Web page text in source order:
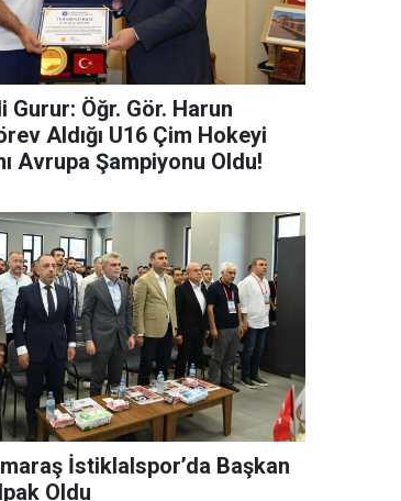
Gurur: Öğr. Gör. Harun
Aldığı U16 Çim Hokeyi
Avrupa Şampiyonu Oldu!
İstiklalspor’da Başkan
Oldu